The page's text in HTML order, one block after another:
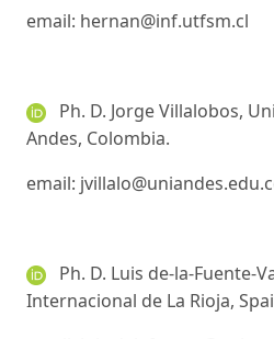
email: hernan@inf.utfsm.cl
Ph. D. Jorge Villalobos,
Andes, Colombia.
email:
Ph. D. Luis de-la-Fuente-
Internacional de La Rioja,